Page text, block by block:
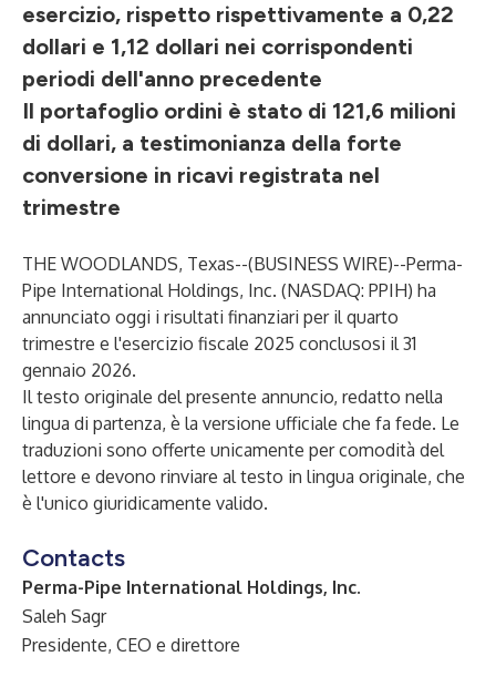
esercizio, rispetto rispettivamente a 0,22
dollari e 1,12 dollari nei corrispondenti
periodi dell'anno precedente
Il portafoglio ordini è stato di 121,6 milioni
di dollari, a testimonianza della forte
conversione in ricavi registrata nel
trimestre
THE WOODLANDS, Texas--(BUSINESS WIRE)--Perma-
Pipe International Holdings, Inc. (NASDAQ: PPIH) ha
annunciato oggi i risultati finanziari per il quarto
trimestre e l'esercizio fiscale 2025 conclusosi il 31
gennaio 2026.
Il testo originale del presente annuncio, redatto nella
lingua di partenza, è la versione ufficiale che fa fede. Le
traduzioni sono offerte unicamente per comodità del
lettore e devono rinviare al testo in lingua originale, che
è l'unico giuridicamente valido.
Contacts
Perma-Pipe International Holdings, Inc.
Saleh Sagr
Presidente, CEO e direttore